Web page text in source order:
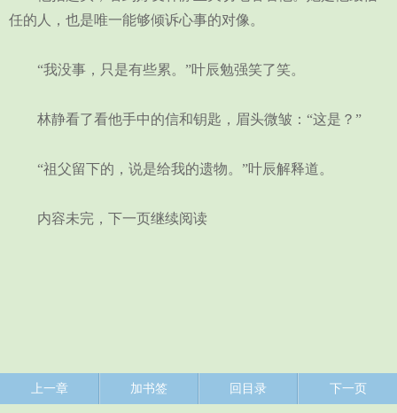
任的人，也是唯一能够倾诉心事的对像。
“我没事，只是有些累。”叶辰勉强笑了笑。
林静看了看他手中的信和钥匙，眉头微皱：“这是？”
“祖父留下的，说是给我的遗物。”叶辰解释道。
内容未完，下一页继续阅读
上一章 加书签 回目录 下一页